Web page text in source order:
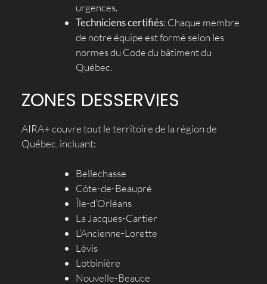
urgences.
Techniciens certifiés: Chaque membre
de notre équipe est formé selon les
normes du Code du bâtiment du
Québec.
ZONES DESSERVIES
AIRA+ couvre tout le territoire de la région de
Québec, incluant:
Bellechasse
Côte-de-Beaupré
Île-d’Orléans
La Jacques-Cartier
L’Ancienne-Lorette
Lévis
Lotbinière
Nouvelle-Beauce